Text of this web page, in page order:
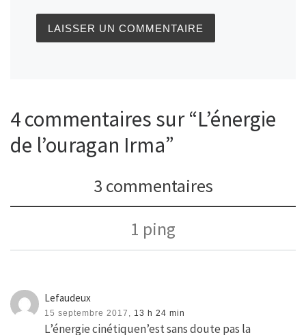
4 commentaires sur “L’énergie
de l’ouragan Irma”
3 commentaires
1 ping
Lefaudeux
15 septembre 2017, 13 h 24 min
L’énergie cinétiquen’est sans doute pas la